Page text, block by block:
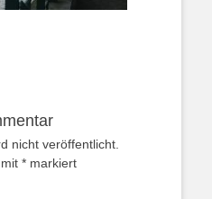
nicht veröffentlicht.
* markiert